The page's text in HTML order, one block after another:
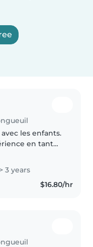
les enfants.
en tant
des tout-
Suis Créatif
3 years
$16.80/hr